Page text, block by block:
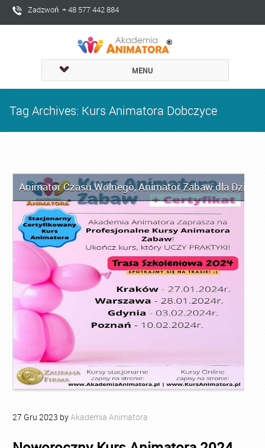
Zadzwoń + 48 577 442 884
MENU
Tag Archives: Kurs Animatora Dobczyce
Animator Czasu Wolnego,Animator Zabaw dla Dzieci
27 Gru 2023 byAkademia Animatora